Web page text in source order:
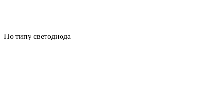
По типу светодиода